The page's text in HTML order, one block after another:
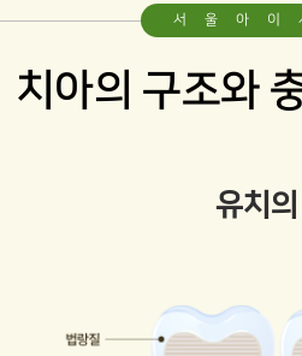
서울아이
치아의 구조와
유치